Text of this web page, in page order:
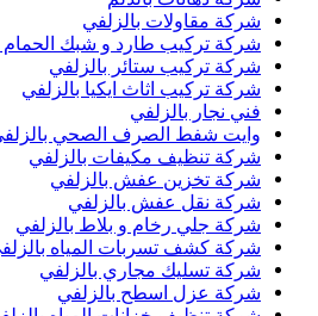
شركة مقاولات بالزلفي
شركة تركيب طارد و شبك الحمام
شركة تركيب ستائر بالزلفي
شركة تركيب اثاث ايكيا بالزلفي
فني نجار بالزلفي
وايت شفط الصرف الصحي
شركة تنظيف مكيفات بالزلفي
شركة تخزين عفش بالزلفي
شركة نقل عفش بالزلفي
شركة جلي رخام و بلاط بالزلفي
شركة كشف تسربات المياه
شركة تسليك مجاري بالزلفي
شركة عزل اسطح بالزلفي